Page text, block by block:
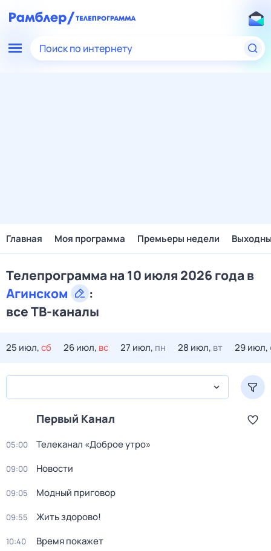
Поиск по интернету
Главная Моя программа Премьеры недели
Телепрограмма на 10 июля 2026 года в
Агинском
:
все ТВ-каналы
25 июл,сб 26 июл, вс 27 июл, пн 28 июл, вт 29 июл,
Первый Канал
05:00 Телеканал «Доброе утро»
09:00 Новости
09:05 Модный приговор
09:55 Жить здорово!
10:40 Время покажет